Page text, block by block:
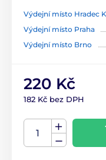
Výdejní místo Hradec
Výdejní místo Praha
Výdejní místo Brno
220 Kč
182 Kč bez DPH